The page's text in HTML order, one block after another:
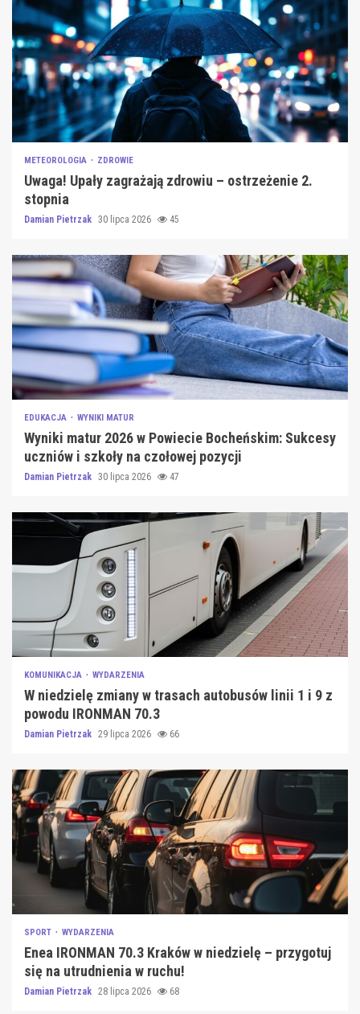
METEOROLOGIA ZDROWIE
Uwaga! Upały zagrażają zdrowiu – ostrzeżenie 2.
stopnia
Damian Pietrzak 30 lipca 2026 45
EDUKACJA WYNIKI MATUR
Wyniki matur 2026 w Powiecie Bocheńskim: Sukcesy
uczniów i szkoły na czołowej pozycji
Damian Pietrzak 30 lipca 2026 47
KOMUNIKACJA WYDARZENIA
W niedzielę zmiany w trasach autobusów linii 1 i 9 z
powodu IRONMAN 70.3
Damian Pietrzak 29 lipca 2026 66
SPORT WYDARZENIA
Enea IRONMAN 70.3 Kraków w niedzielę – przygotuj
się na utrudnienia w ruchu!
Damian Pietrzak 28 lipca 2026 68